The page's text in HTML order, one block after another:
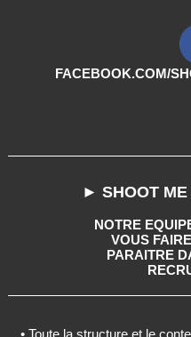
FACEBOOK.COM/
► SHOOT ME
NOTRE
VOUS
PARAITRE
• Toute la structure et le